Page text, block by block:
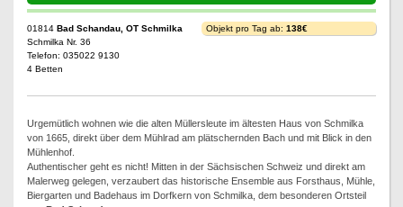
01814 Bad Schandau, OT Schmilka
Schmilka Nr. 36
Telefon: 035022 9130
4 Betten
Objekt pro Tag ab: 138€
Urgemütlich wohnen wie die alten Müllersleute im ältesten Haus von Schmilka
von 1665, direkt über dem Mühlrad am plätschernden Bach und mit Blick in den
Mühlenhof.
Authentischer geht es nicht! Mitten in der Sächsischen Schweiz und direkt am
Malerweg gelegen, verzaubert das historische Ensemble aus Forsthaus, Mühle,
Biergarten und Badehaus im Dorfkern von Schmilka, dem besonderen Ortsteil